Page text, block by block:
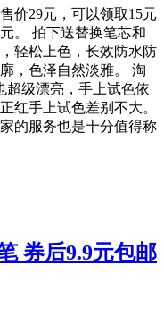
价29元，可以领取15元
。 拍下送替换笔芯和
轻松上色，长效防水防
，色泽自然淡雅。 淘
级漂亮，手上试色依
红手上试色差别不大。
的服务也是十分值得称
券后9.9元包邮